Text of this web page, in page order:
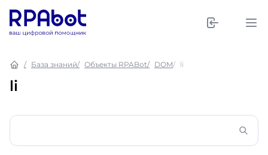
База знаний Объекты RPABot DOM li
li